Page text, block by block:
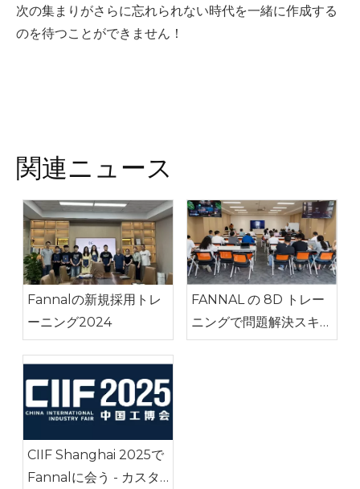
次の集まりがさらに忘れられない時代を一緒に作成する
のを待つことができません！
関連ニュース
Fannalの新規採用トレ
ーニング2024
FANNAL の 8D トレー
ニングで問題解決スキル
が向上
CIIF Shanghai 2025で
Fannalに会う - カスタ